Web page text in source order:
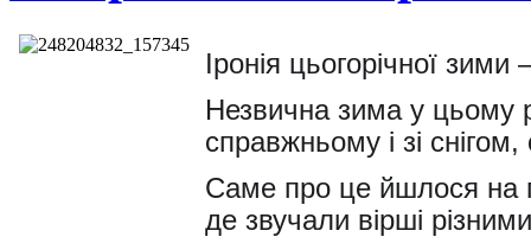
Іронія цьогорічної
Незвична зима у цьому
справжньому і зі
Саме про це йшлося на
де звучали вірші